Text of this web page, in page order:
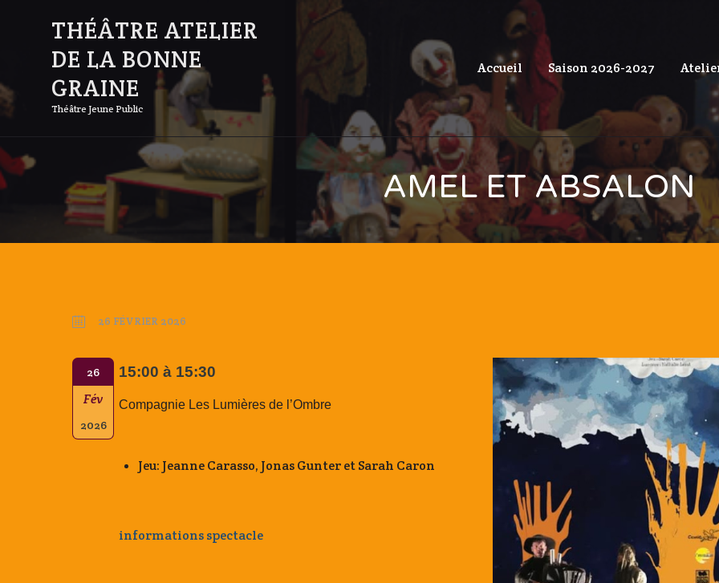
THÉÂTRE ATELIER
DE LA BONNE
GRAINE
Théâtre Jeune Public
Accueil Saison 2026-2027
AMEL ET ABSALON
26 FÉVRIER 2026
26
Fév
2026
15:00 à 15:30
Compagnie Les Lumières de l’Ombre
Jeu: Jeanne Carasso, Jonas Gunter et Sarah Caron
informations spectacle